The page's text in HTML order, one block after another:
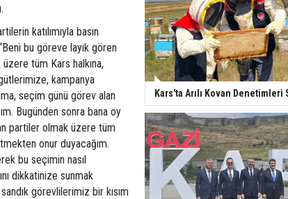
katılımıyla basın
bu göreve layık gören
üzere tüm Kars halkına,
kampanya
seçim günü görev alan
Bugünden sonra bana oy
partiler olmak üzere tüm
onur duyacağım.
bu seçimin nasıl
dikkatinize sunmak
görevlilerimiz bir kısım
Kars'ta Arılı Kovan Denetimleri